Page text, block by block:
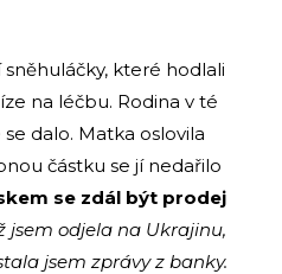
které hodlali
na léčbu. Rodina v té
dalo. Matka oslovila
částku se jí nedařilo
se zdál být prodej
jsem odjela na Ukrajinu,
jsem zprávy z banky.